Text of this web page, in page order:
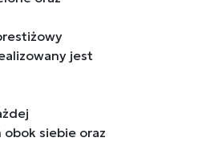
jest
siebie oraz